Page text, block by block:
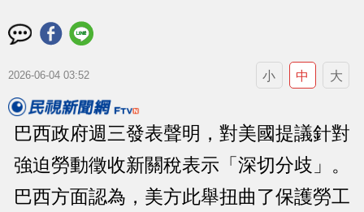
2026-06-04 03:52 小 中 大
巴西政府週三發表聲明，對美國提議針對
強迫勞動徵收新關稅表示「深切分歧」。
巴西方面認為，美方此舉扭曲了保護勞工